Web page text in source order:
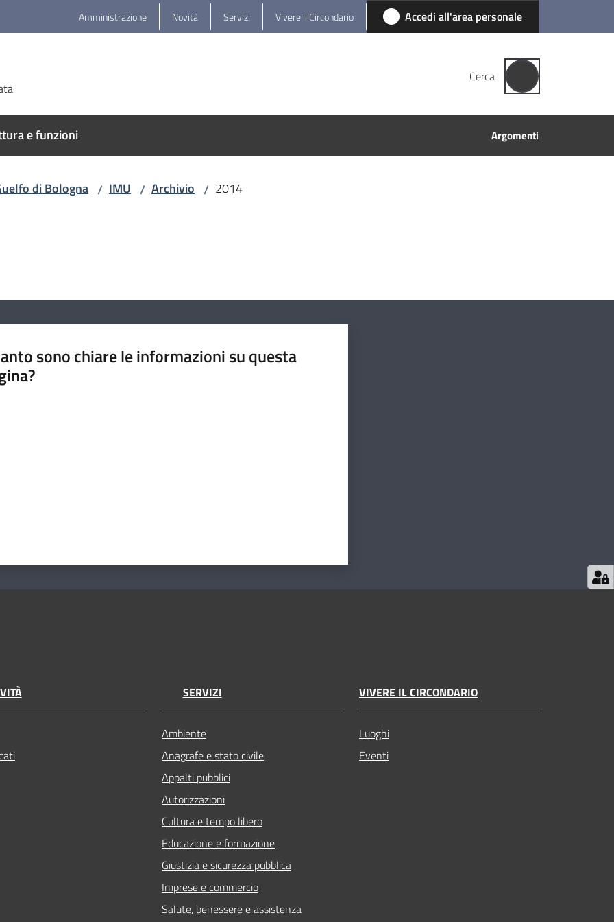
Amministrazione Novità Servizi Vivere il Circondario Accedi all'area personale
Cerca
e funzioni Argomenti
di Bologna / IMU / Archivio / 2014
sono chiare le informazioni su questa
SERVIZI
Ambiente
Anagrafe e stato civile
Appalti pubblici
Autorizzazioni
Cultura e tempo libero
Educazione e formazione
Giustizia e sicurezza pubblica
Imprese e commercio
Salute, benessere e assistenza
VIVERE IL CIRCONDARIO
Luoghi
Eventi